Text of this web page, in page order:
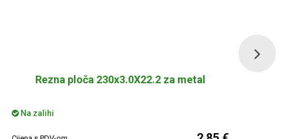
Rezna ploča 230x3.0X22.2 za metal
Na zalihi